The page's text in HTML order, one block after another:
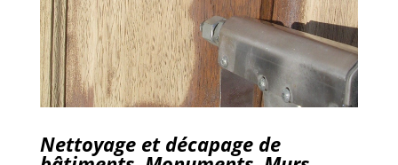
Nettoyage et décapage de